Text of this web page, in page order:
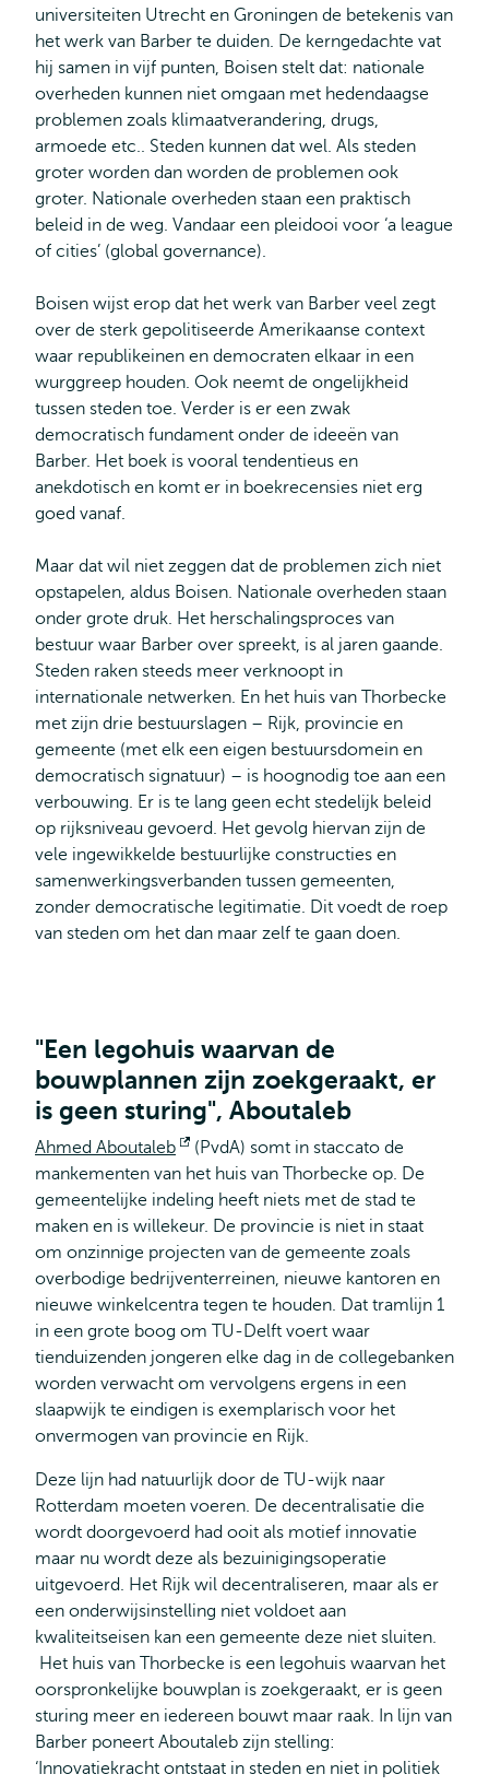
universiteiten Utrecht en Groningen de betekenis van
het werk van Barber te duiden. De kerngedachte vat
hij samen in vijf punten, Boisen stelt dat: nationale
overheden kunnen niet omgaan met hedendaagse
problemen zoals klimaatverandering, drugs,
armoede etc.. Steden kunnen dat wel. Als steden
groter worden dan worden de problemen ook
groter. Nationale overheden staan een praktisch
beleid in de weg. Vandaar een pleidooi voor ‘a league
of cities’ (global governance).
Boisen wijst erop dat het werk van Barber veel zegt
over de sterk gepolitiseerde Amerikaanse context
waar republikeinen en democraten elkaar in een
wurggreep houden. Ook neemt de ongelijkheid
tussen steden toe. Verder is er een zwak
democratisch fundament onder de ideeën van
Barber. Het boek is vooral tendentieus en
anekdotisch en komt er in boekrecensies niet erg
goed vanaf.
Maar dat wil niet zeggen dat de problemen zich niet
opstapelen, aldus Boisen. Nationale overheden staan
onder grote druk. Het herschalingsproces van
bestuur waar Barber over spreekt, is al jaren gaande.
Steden raken steeds meer verknoopt in
internationale netwerken. En het huis van Thorbecke
met zijn drie bestuurslagen – Rijk, provincie en
gemeente (met elk een eigen bestuursdomein en
democratisch signatuur) – is hoognodig toe aan een
verbouwing. Er is te lang geen echt stedelijk beleid
op rijksniveau gevoerd. Het gevolg hiervan zijn de
vele ingewikkelde bestuurlijke constructies en
samenwerkingsverbanden tussen gemeenten,
zonder democratische legitimatie. Dit voedt de roep
van steden om het dan maar zelf te gaan doen.
"Een legohuis waarvan de
bouwplannen zijn zoekgeraakt, er
is geen sturing", Aboutaleb
Ahmed Aboutaleb
Opent
extern
(PvdA) somt in staccato de
mankementen van het huis van Thorbecke op. De
gemeentelijke indeling heeft niets met de stad te
maken en is willekeur. De provincie is niet in staat
om onzinnige projecten van de gemeente zoals
overbodige bedrijventerreinen, nieuwe kantoren en
nieuwe winkelcentra tegen te houden. Dat tramlijn 1
in een grote boog om TU-Delft voert waar
tienduizenden jongeren elke dag in de collegebanken
worden verwacht om vervolgens ergens in een
slaapwijk te eindigen is exemplarisch voor het
onvermogen van provincie en Rijk.
Deze lijn had natuurlijk door de TU-wijk naar
Rotterdam moeten voeren. De decentralisatie die
wordt doorgevoerd had ooit als motief innovatie
maar nu wordt deze als bezuinigingsoperatie
uitgevoerd. Het Rijk wil decentraliseren, maar als er
een onderwijsinstelling niet voldoet aan
kwaliteitseisen kan een gemeente deze niet sluiten.
Het huis van Thorbecke is een legohuis waarvan het
oorspronkelijke bouwplan is zoekgeraakt, er is geen
sturing meer en iedereen bouwt maar raak. In lijn van
Barber poneert Aboutaleb zijn stelling:
‘Innovatiekracht ontstaat in steden en niet in politiek